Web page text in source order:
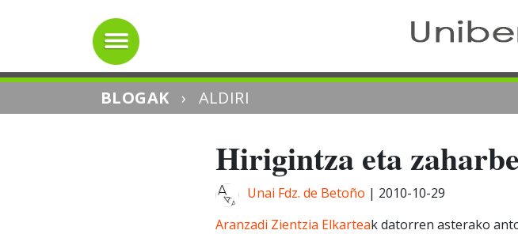
BLOGAK › ALDIRI
Hirigintza eta
Unai Fdz. de Betoño | 2010-10-29
Aranzadi Zientzia Elkarteak datorren asterako